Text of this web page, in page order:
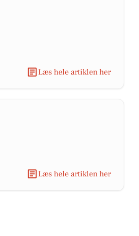
Læs hele artiklen her
Læs hele artiklen her